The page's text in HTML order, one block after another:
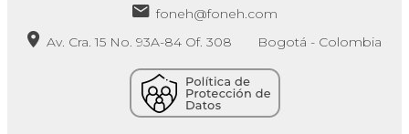
foneh@foneh.com
Av. Cra. 15 No. 93A-84 Of. 308 Bogotá - Colombia